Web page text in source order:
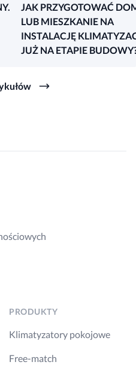
JAK PRZYGOTOWAĆ
LUB MIESZKANIE NA
INSTALACJĘ
JUŻ NA ETAPIE
PRODUKTY
Klimatyzatory pokojowe
Free-match